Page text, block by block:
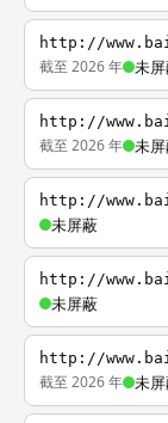
http://
截至 2026 年 未
http://
截至 2026 年 未
http://
未屏蔽
http://
未屏蔽
http://
截至 2026 年 未